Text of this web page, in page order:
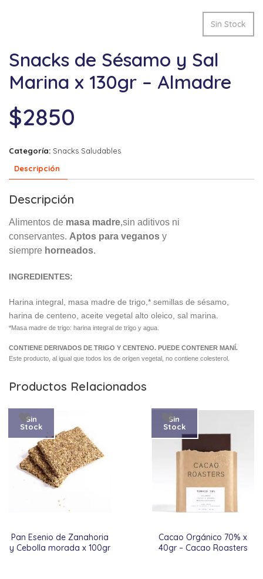
Sin Stock
Snacks de Sésamo y Sal
Marina x 130gr – Almadre
$2850
Categoría: Snacks Saludables
Descripción
Descripción
Alimentos de masa madre,sin aditivos ni
conservantes. Aptos para veganos y
siempre horneados.
INGREDIENTES:
Harina integral, masa madre de trigo,* semillas de sésamo,
harina de centeno, aceite vegetal alto oleico, sal marina.
*Masa madre de trigo: harina integral de trigo y agua.
CONTIENE DERIVADOS DE TRIGO Y CENTENO. PUEDE CONTENER MANÍ.
Este producto, al igual que todos los de origen vegetal, no contiene colesterol.
Productos Relacionados
Pan Esenio de Zanahoria
y Cebolla morada x 100gr
Sin
Stock
Cacao Orgánico 70% x
40gr – Cacao Roasters
Sin
Stock